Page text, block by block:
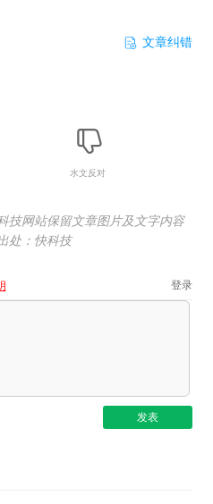
文章纠错
水文反对
技网站保留文章图片及文字内容
处：快科技
登录